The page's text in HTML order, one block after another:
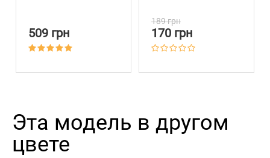
509 грн
189 грн
170 грн
Эта модель в другом
цвете